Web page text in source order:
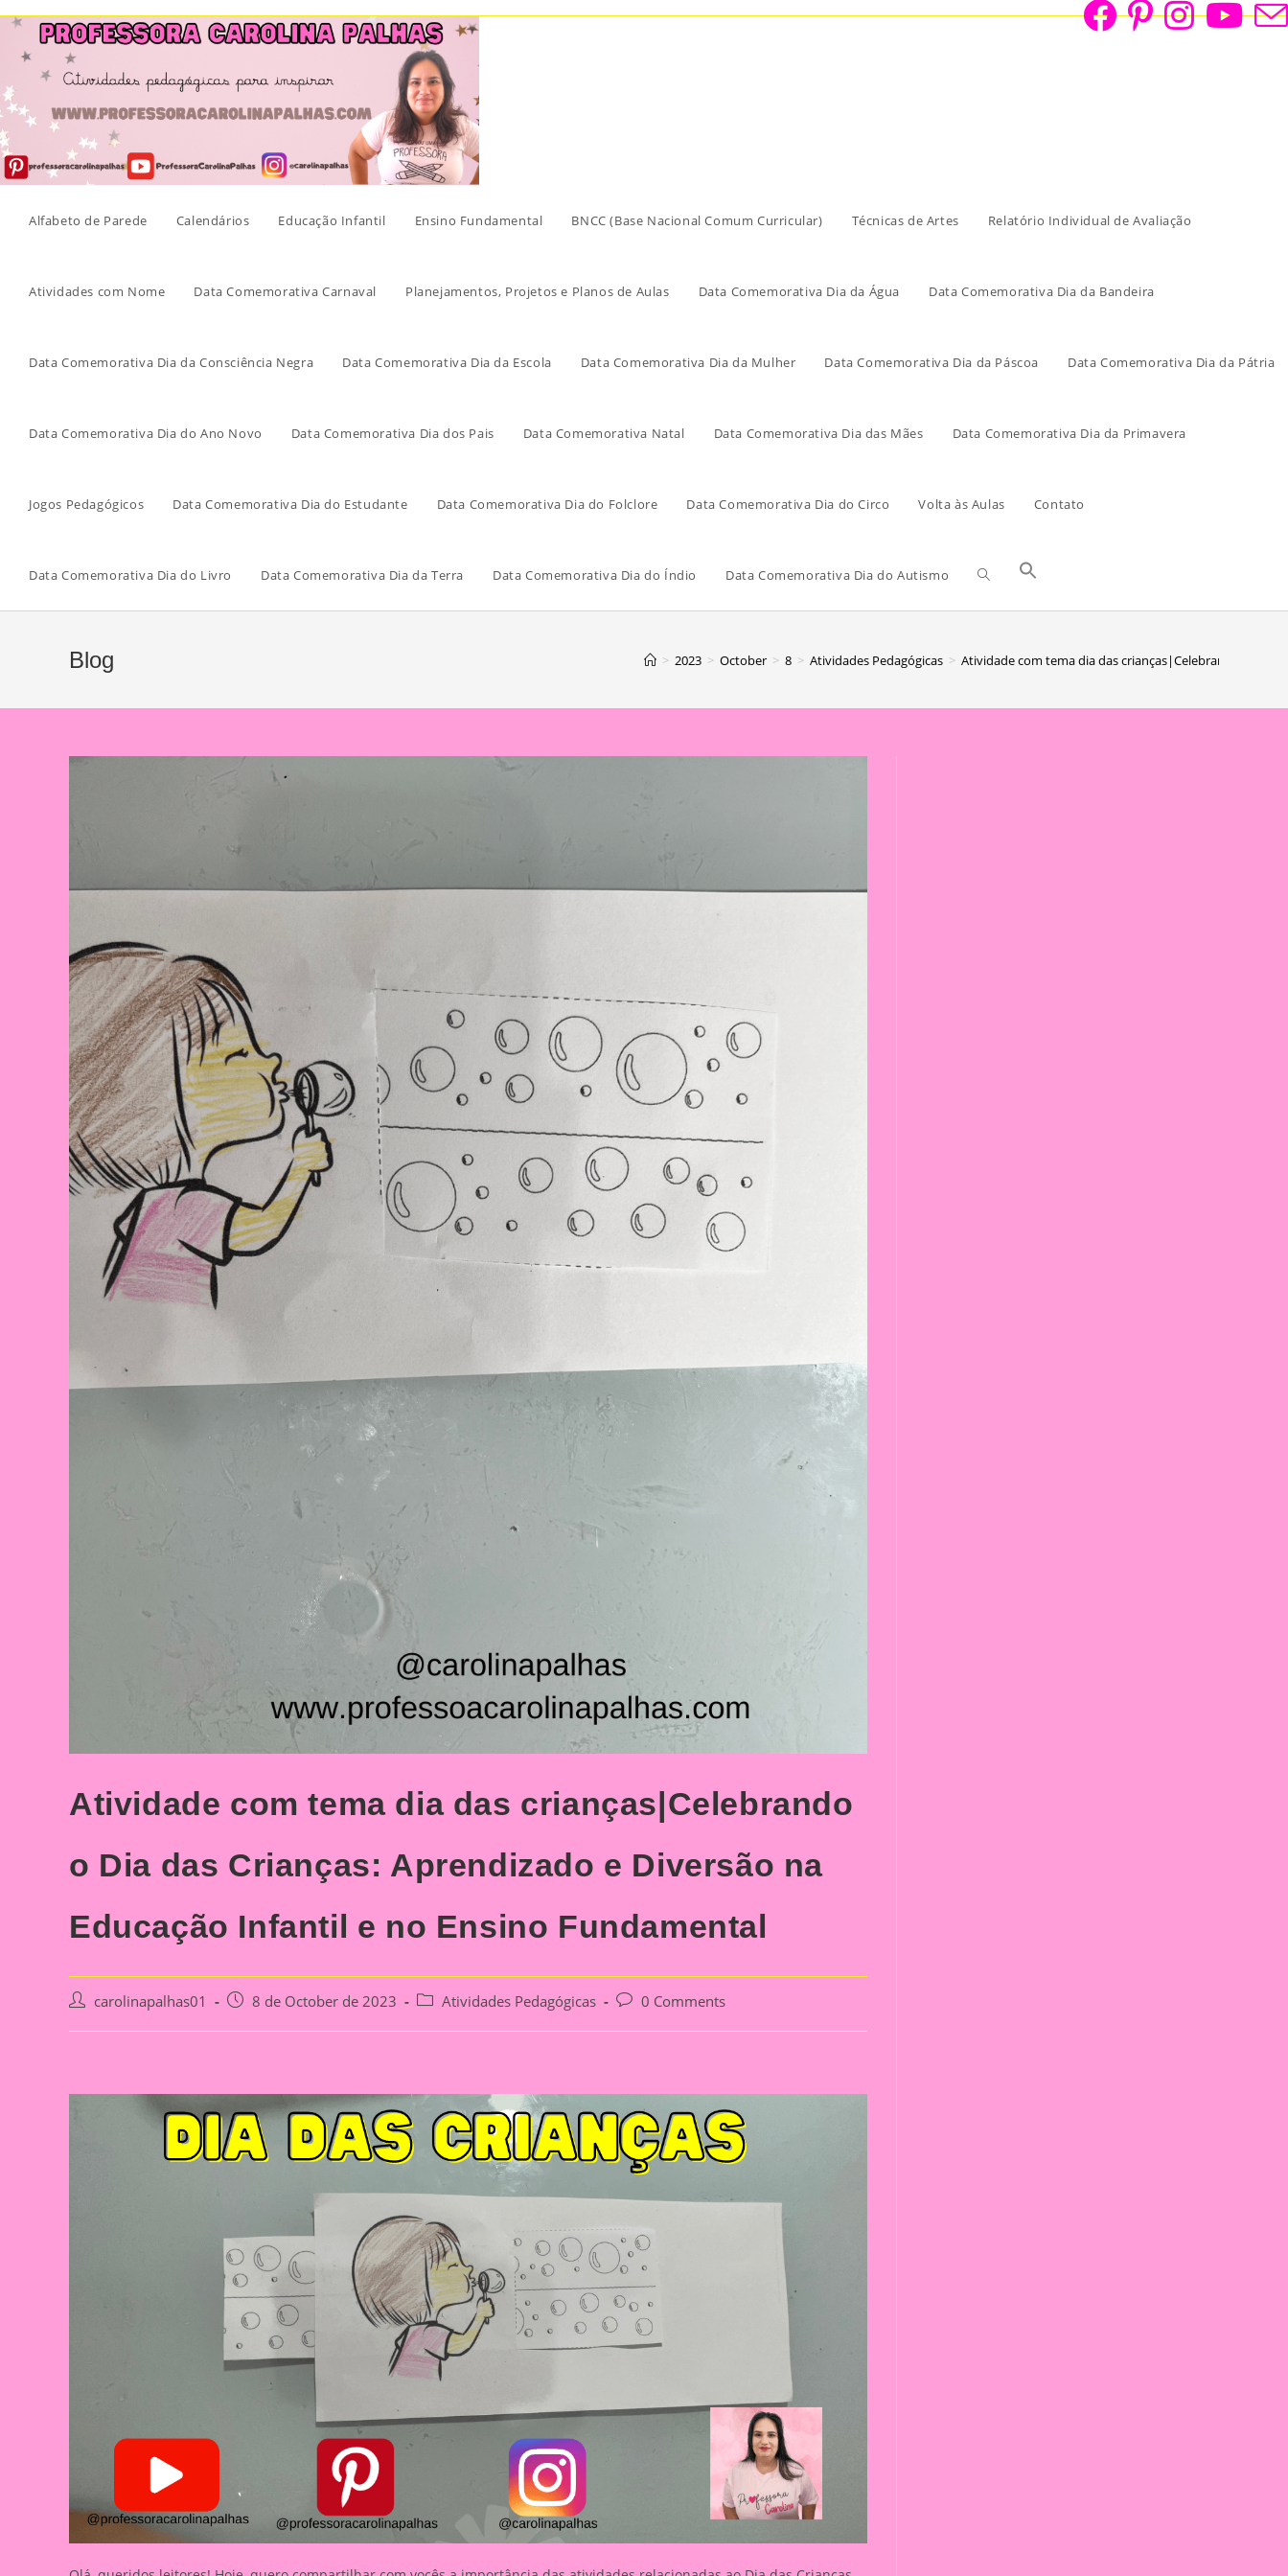
Skip
content
Alfabeto de Parede Calendários Educação Infantil Ensino Fundamental BNCC (Base Nacional Comum Curricular) Técnicas de Artes Relatório Individual de Avaliação
Atividades com Nome Data Comemorativa Carnaval Planejamentos, Projetos e Planos de Aulas Data Comemorativa Dia da Água Data Comemorativa Dia da Bandeira
Data Comemorativa Dia da Consciência Negra Data Comemorativa Dia da Escola Data Comemorativa Dia da Mulher Data Comemorativa Dia da Páscoa Data Comemorativa Dia da Pátria
Data Comemorativa Dia do Ano Novo Data Comemorativa Dia dos Pais Data Comemorativa Natal Data Comemorativa Dia das Mães Data Comemorativa Dia da Primavera
Jogos Pedagógicos Data Comemorativa Dia do Estudante Data Comemorativa Dia do Folclore Data Comemorativa Dia do Circo Volta às Aulas Contato
Data Comemorativa Dia do Livro Data Comemorativa Dia da Terra Data Comemorativa Dia do Índio Data Comemorativa Dia do Autismo
Blog > 2023 > October > 8 > Atividades Pedagógicas > Atividade com tema dia das crianças|Celebrando o Dia
Atividade com tema dia das crianças|Celebrando
o Dia das Crianças: Aprendizado e Diversão na
Educação Infantil e no Ensino Fundamental
Post carolinapalhas01
Post8 de October de 2023
PostAtividades Pedagógicas
Post0 Comments